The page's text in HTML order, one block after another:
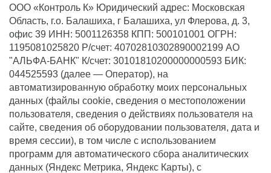
ООО «Контроль К» Юридический адрес: Московская
Область, г.о. Балашиха, г Балашиха, ул Флерова, д. 3,
офис 39 ИНН: 5001126358 КПП: 500101001 ОГРН:
1195081025820 Р/счет: 40702810302890002199 АО
"АЛЬФА-БАНК" К/счет: 30101810200000000593 БИК:
044525593 (далее — Оператор), на
автоматизированную обработку моих персональных
данных (файлы cookie, сведения о местоположении
пользователя, сведения о действиях пользователя на
сайте, сведения об оборудовании пользователя, дата и
время сессии), в том числе с использованием
программ для автоматического сбора аналитических
данных (Яндекс Метрика, Яндекс Карты), с